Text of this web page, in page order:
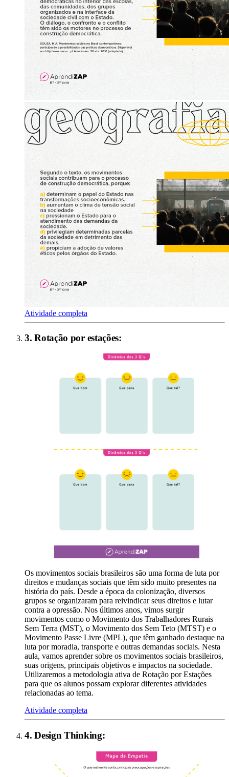
Atividade completa
3.Rotação por estações:
Os movimentos sociais brasileiros são uma forma de luta por
direitos e mudanças sociais que têm sido muito presentes na
história do país. Desde a época da colonização, diversos
grupos se organizaram para reivindicar seus direitos e lutar
contra a opressão. Nos últimos anos, vimos surgir
movimentos como o Movimento dos Trabalhadores Rurais
Sem Terra (MST), o Movimento dos Sem Teto (MTST) e o
Movimento Passe Livre (MPL), que têm ganhado destaque na
luta por moradia, transporte e outras demandas sociais. Nesta
aula, vamos aprender sobre os movimentos sociais brasileiros,
suas origens, principais objetivos e impactos na sociedade.
Utilizaremos a metodologia ativa de Rotação por Estações
para que os alunos possam explorar diferentes atividades
relacionadas ao tema.
Atividade completa
4.Design Thinking: